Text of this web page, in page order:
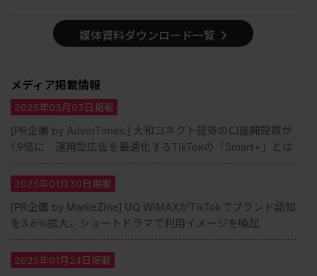
媒体資料ダウンロード一覧
メディア掲載情報
2025年03月03日掲載
[PR企画 by AdverTimes.] 大和コネクト証券の口座開設数が
1.9倍に 運用型広告を最適化するTikTokの「Smart+」とは
2025年01月30日掲載
[PR企画 by MarkeZine] UQ WiMAXがTikTokでブランド認知
を3.6％拡大。ショートドラマで利用イメージを喚起
2025年01月24日掲載